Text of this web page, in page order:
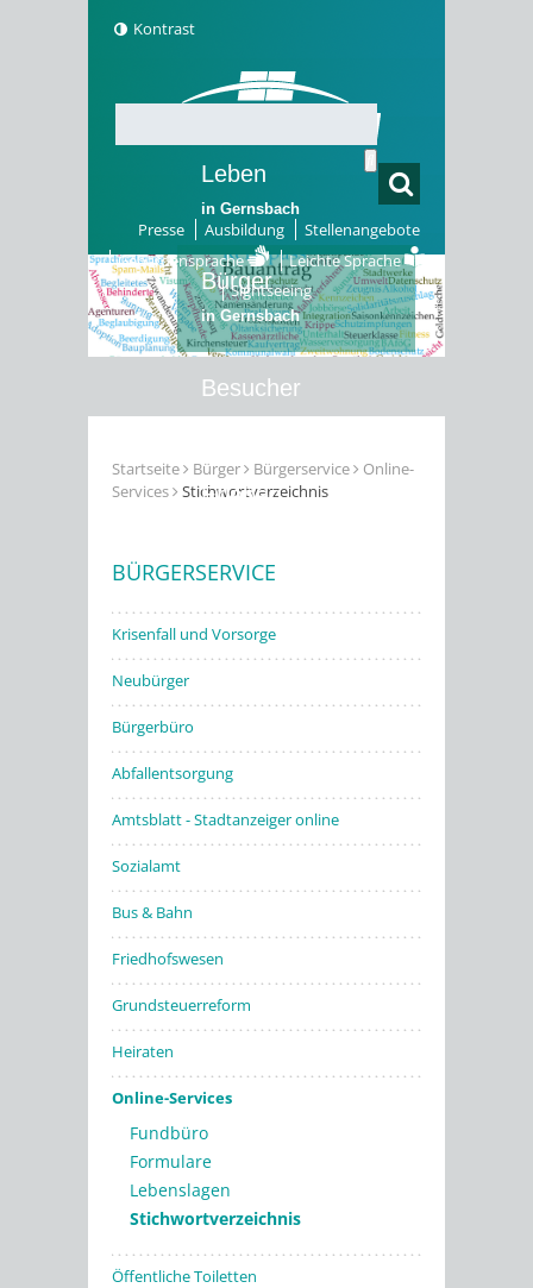
Kontrast
Presse Ausbildung
Stellenangebote
Gebärdensprache
Leichte Sprache
Sightseeing
Leben
in Gernsbach
Bürger
in Gernsbach
Besucher
Erleben
Startseite Bürger Bürgerservice
Online-
Services
Stichwortverzeichnis
BÜRGERSERVICE
Krisenfall und Vorsorge
Neubürger
Bürgerbüro
Abfallentsorgung
Amtsblatt - Stadtanzeiger online
Sozialamt
Bus & Bahn
Friedhofswesen
Grundsteuerreform
Heiraten
Online-Services
Fundbüro
Formulare
Lebenslagen
Stichwortverzeichnis
Öffentliche Toiletten